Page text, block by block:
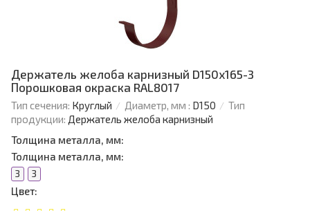
Держатель желоба карнизный D150х165-3
Порошковая окраска RAL8017
Тип сечения: Круглый Диаметр, мм : D150
Тип
продукции: Держатель желоба карнизный
Толщина металла, мм:
Толщина металла, мм:
3 3
Цвет: